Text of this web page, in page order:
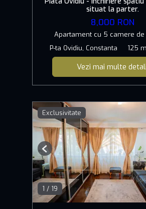
situat la parter.
8,000 RON
Apartament cu 5 camere de
P-ta Ovidiu, Constanta
125
Vezi mai multe
Exclusivitate
1 / 19
Previous